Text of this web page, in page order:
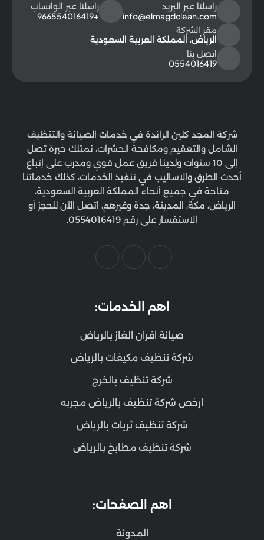
راسلنا عبر البريد
info@elmagdclean.com
راسلنا عبر الواتساب
+966554016419
مقر الشركة
الرياض، المملكة العربية السعودية
اتصل بنا
0554016419
شركة المجد كلين الرائدة في خدمات الصيانة والتنظيف
الشامل والتعقيم ومكافحة الحشرات، نمتلك خبرة تصل
إلى 10 سنوات ولدينا فريق عمل قوي ومدرب على إتباع
أحدث الطرق والاساليب في تنفيذ الخدمات، كذلك خدماتنا
متاحة في جميع أنحاء المملكة العربية السعودية،
الرياض، مكة، المدينة، جدة وغيرهم، اتصل الآن للحجز أو
الاستفسار على رقم 0554016419.
اهم الخدمات:
صيانة افران الغاز بالرياض
شركة تنظيف مكيفات بالرياض
شركة تنظيف بالخرج
ارخص شركة تنظيف بالرياض مجربه
شركة تنظيف ثريات بالرياض
شركة تنظيف مطابخ بالرياض
اهم الصفحات:
المدونة